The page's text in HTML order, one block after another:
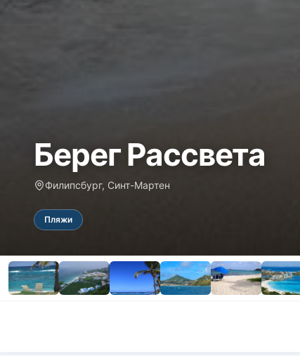
Берег Рассвета
Филипсбург, Синт-Мартен
Пляжи